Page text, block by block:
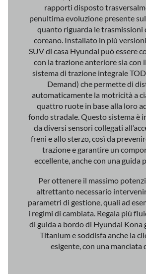
rapporti disposto
penultima evoluzione presente
quanto riguarda le trasmissioni
coreano. Installato in più
SUV di casa Hyundai può essere
con la trazione anteriore sia con
sistema di trazione integrale
Demand) che permette di
automaticamente la motricità a
quattro ruote in base alla loro
fondo stradale. Questo sistema è
da diversi sensori collegati
freni e allo sterzo, così da
trazione e garantire un
eccellente, anche con una guida
Per ottenere il massimo
altrettanto necessario
parametri di gestione, quali ad
i regimi di cambiata. Regala più
di guida a bordo di Hyundai Kona
Titanium e soddisfa anche la
esigente, con una manciata